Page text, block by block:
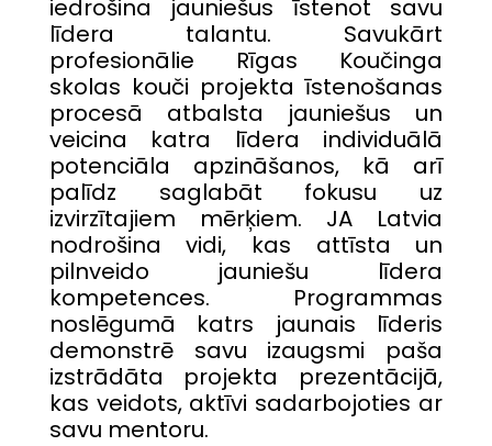
iedrošina jauniešus īstenot savu
līdera talantu. Savukārt
profesionālie Rīgas Koučinga
skolas kouči projekta īstenošanas
procesā atbalsta jauniešus un
veicina katra līdera individuālā
potenciāla apzināšanos, kā arī
palīdz saglabāt fokusu uz
izvirzītajiem mērķiem. JA Latvia
nodrošina vidi, kas attīsta un
pilnveido jauniešu līdera
kompetences. Programmas
noslēgumā katrs jaunais līderis
demonstrē savu izaugsmi paša
izstrādāta projekta prezentācijā,
kas veidots, aktīvi sadarbojoties ar
savu mentoru.